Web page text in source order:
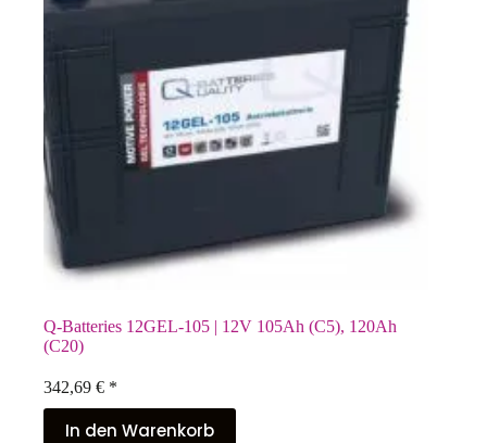
Q-Batteries 12GEL-105 | 12V 105Ah (C5), 120Ah
(C20)
342,69 € *
In den Warenkorb